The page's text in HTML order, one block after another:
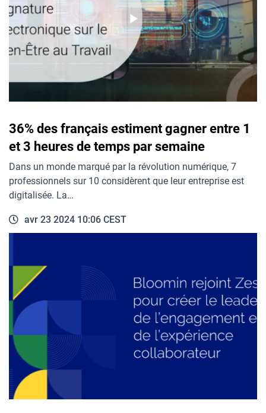
36% des français estiment gagner entre 1
et 3 heures de temps par semaine
Dans un monde marqué par la révolution numérique, 7
professionnels sur 10 considèrent que leur entreprise est
digitalisée. La…
avr 23 2024 10:06 CEST